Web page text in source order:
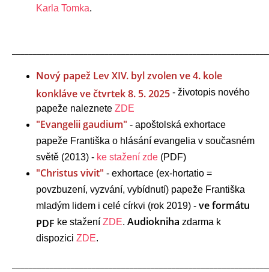
Karla Tomka.
Nový papež Lev XIV. byl zvolen ve 4. kole
konkláve ve čtvrtek 8. 5. 2025 - životopis nového
papeže naleznete ZDE
"Evangelii gaudium" - apoštolská exhortace
papeže Františka o hlásání evangelia v současném
světě (2013) - ke stažení zde (PDF)
"Christus vivit" - exhortace (ex-hortatio =
povzbuzení, vyzvání, vybídnutí) papeže Františka
mladým lidem i celé církvi (rok 2019) - ve formátu
PDF ke stažení ZDE. Audiokniha zdarma k
dispozici ZDE.